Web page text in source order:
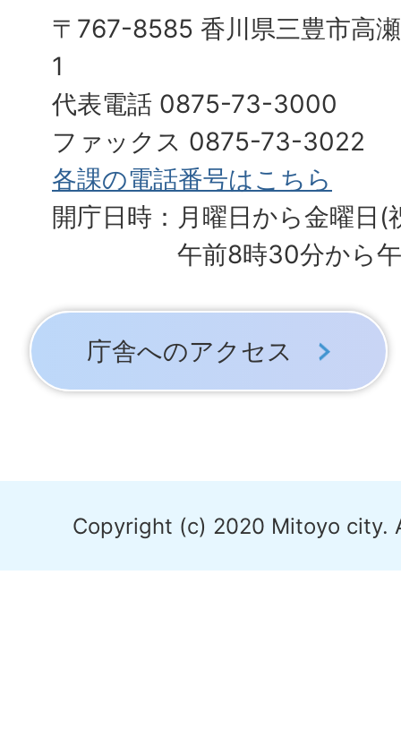
〒767-8585 香川県三豊市高
1
代表電話 0875-73-3000
ファックス 0875-73-3022
各課の電話番号はこちら
開庁日時：月曜日から金曜日(
午前8時30分から
庁舎へのアクセス
Copyright (c) 2020 Mitoyo city.